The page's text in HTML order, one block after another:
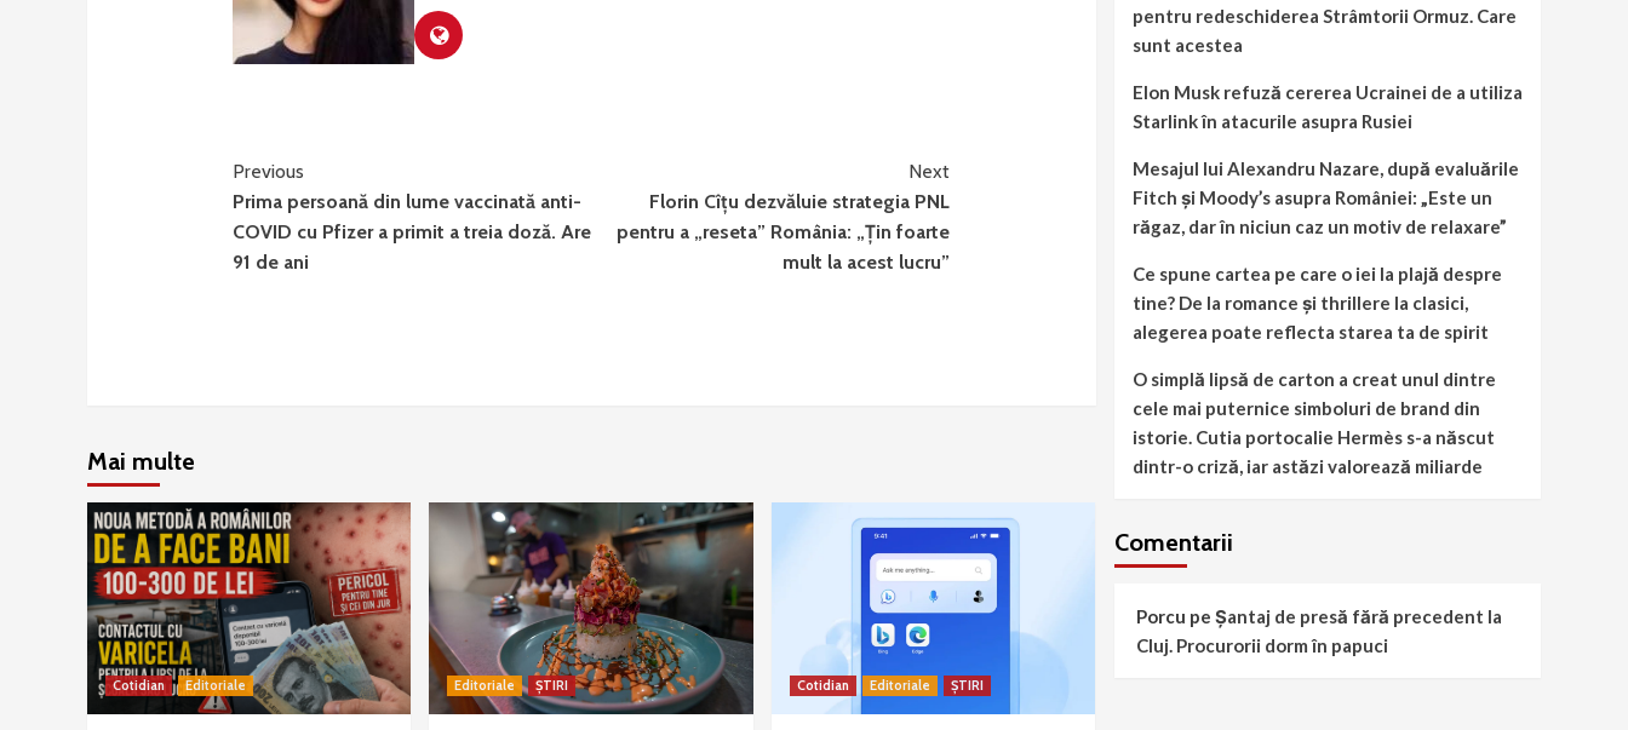
Continue
Reading
Previous
Prima persoană din lume vaccinată anti-
COVID cu Pfizer a primit a treia doză. Are
91 de ani
Next
Florin Cîţu dezvăluie strategia PNL
pentru a „reseta” România: „Ţin foarte
mult la acest lucru”
Mai multe
Cotidian Editoriale Editoriale ȘTIRI Cotidian Editoriale ȘTIRI
pentru redeschiderea Strâmtorii Ormuz. Care
sunt acestea
Elon Musk refuză cererea Ucrainei de a utiliza
Starlink în atacurile asupra Rusiei
Mesajul lui Alexandru Nazare, după evaluările
Fitch și Moody’s asupra României: „Este un
răgaz, dar în niciun caz un motiv de relaxare”
Ce spune cartea pe care o iei la plajă despre
tine? De la romance și thrillere la clasici,
alegerea poate reflecta starea ta de spirit
O simplă lipsă de carton a creat unul dintre
cele mai puternice simboluri de brand din
istorie. Cutia portocalie Hermès s-a născut
dintr-o criză, iar astăzi valorează miliarde
Comentarii
Porcu pe Șantaj de presă fără precedent la
Cluj. Procurorii dorm în papuci